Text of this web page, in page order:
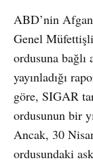
ABD’nin
Genel
ordusuna bağlı
yayınladığı
göre, SIGAR
ordusunun bir
Ancak, 30
ordusundaki